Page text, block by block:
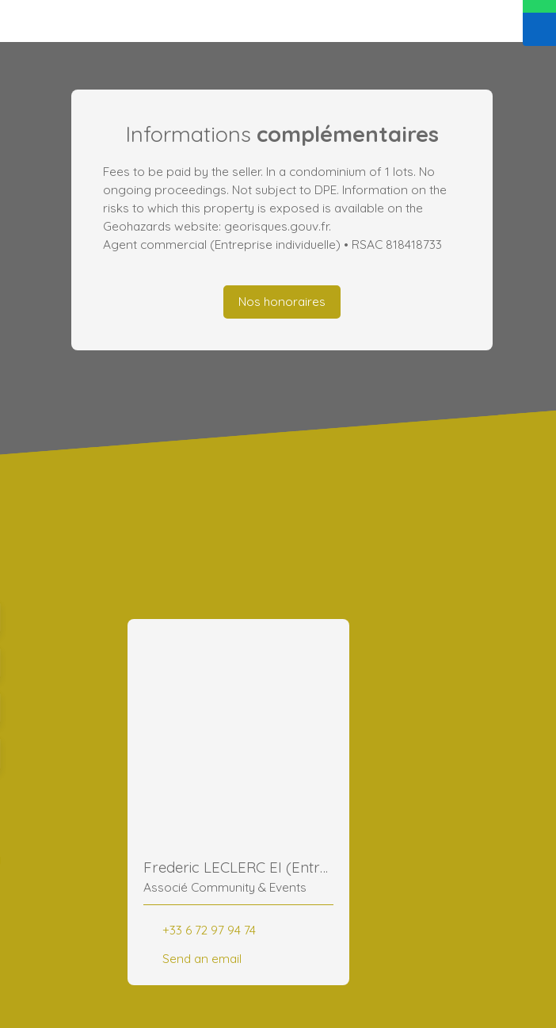
Informations complémentaires
Fees to be paid by the seller. In a condominium of 1 lots. No
ongoing proceedings. Not subject to DPE. Information on the
risks to which this property is exposed is available on the
Geohazards website: georisques.gouv.fr.
Agent commercial (Entreprise individuelle) • RSAC 818418733
Nos honoraires
Frederic LECLERC EI (Entreprise Individuelle)
Associé Community & Events
+33 6 72 97 94 74
Send an email